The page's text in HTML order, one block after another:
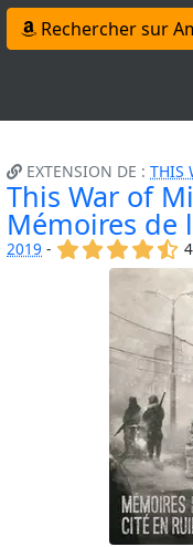
Rechercher sur
EXTENSION DE : THIS
This War of
Mémoires de
2019 - (x) (x) (x) (x) (,)